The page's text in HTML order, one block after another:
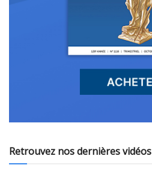
Retrouvez nos dernières vidéos